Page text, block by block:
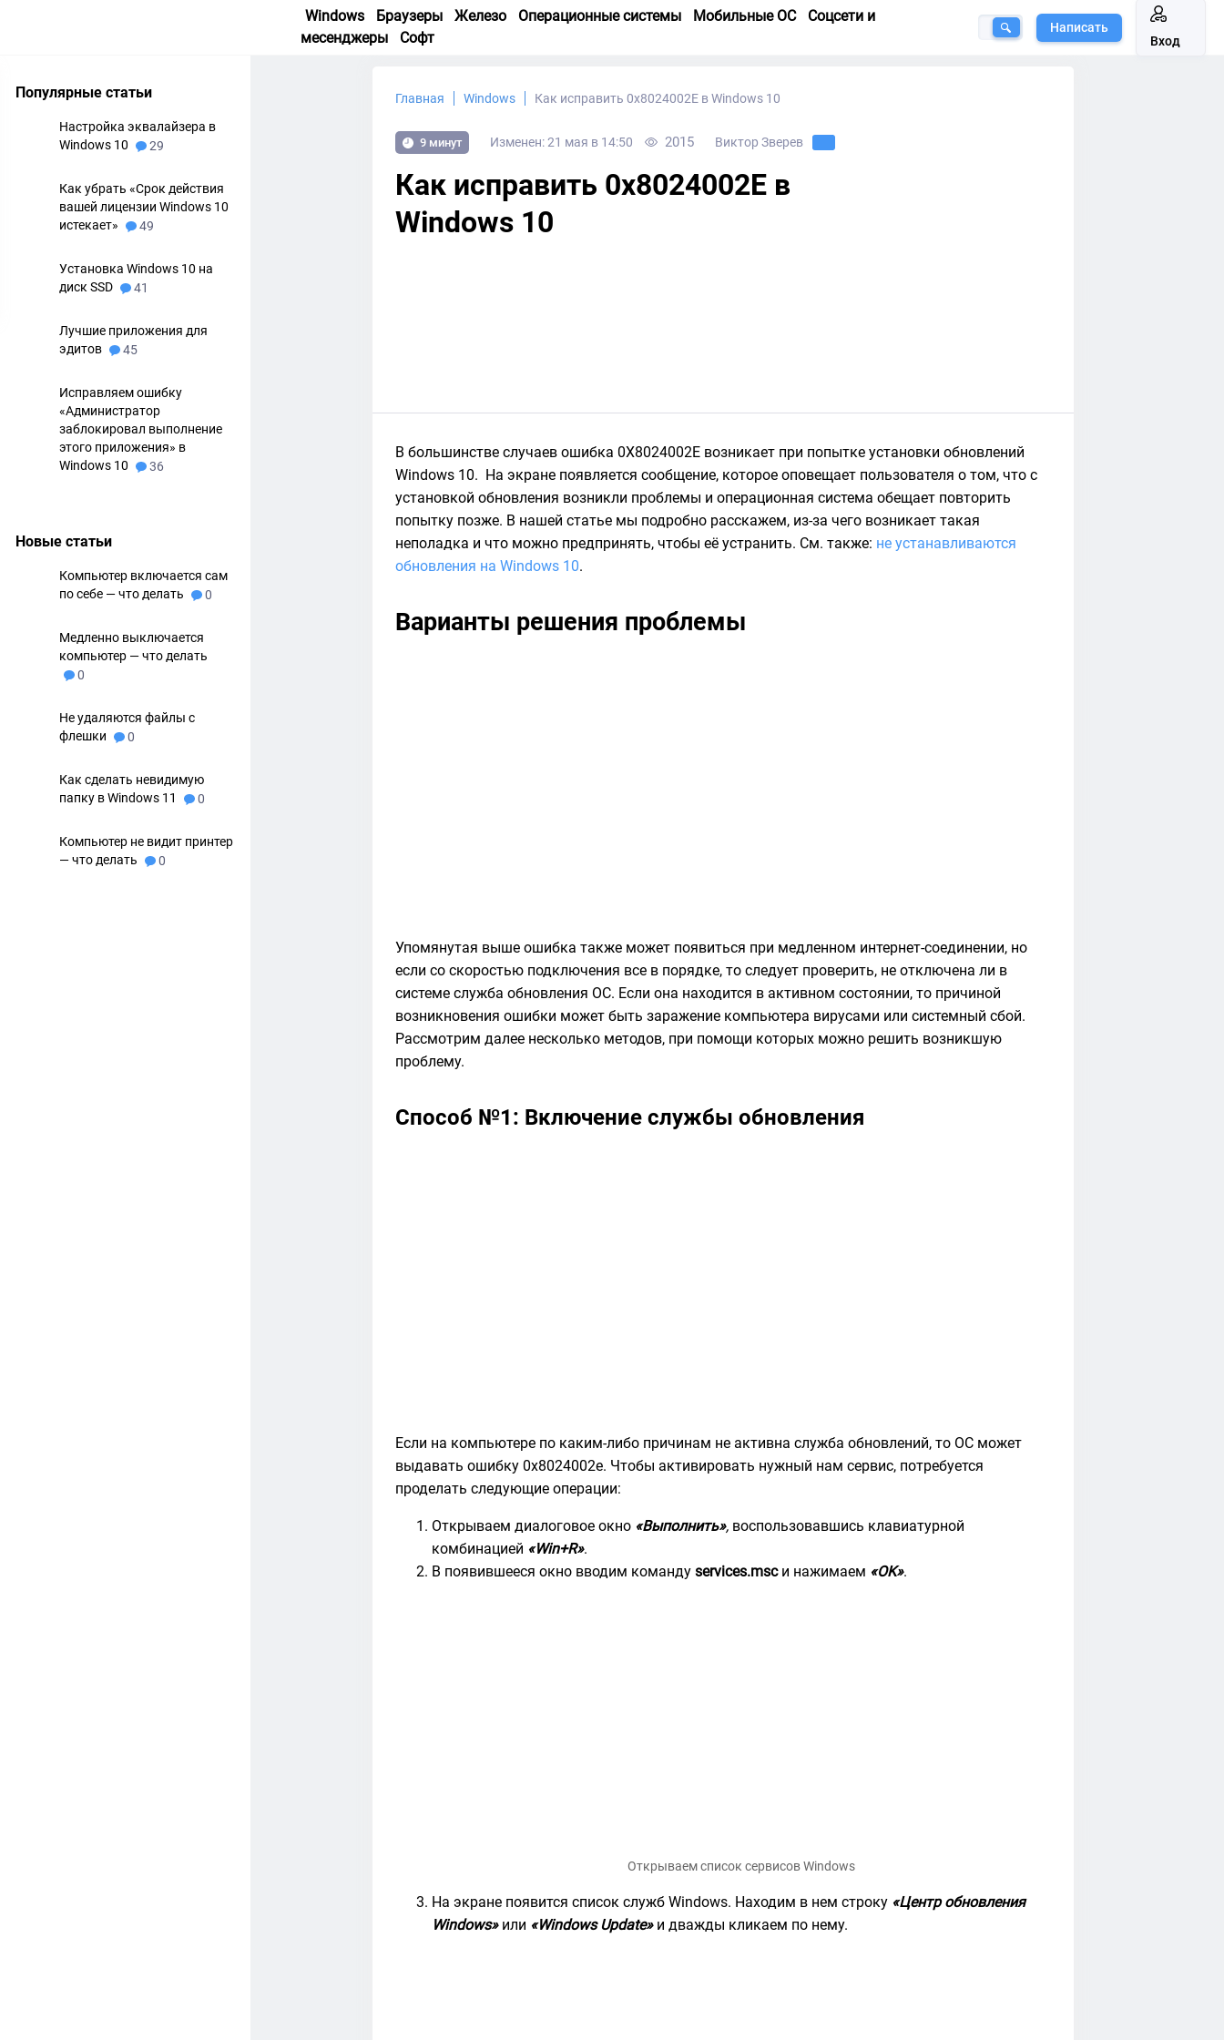
Windows Браузеры Железо Операционные системы Мобильные ОС
Соцсети и
месенджеры
Софт
Написать
Вход
Популярные статьи
Настройка эквалайзера в
Windows 10
29
Как убрать «Срок действия
вашей лицензии Windows 10
истекает»
49
Установка Windows 10 на
диск SSD
41
Лучшие приложения для
эдитов
45
Исправляем ошибку
«Администратор
заблокировал выполнение
этого приложения» в
Windows 10
36
Новые статьи
Компьютер включается сам
по себе — что делать
0
Медленно выключается
компьютер — что делать
0
Не удаляются файлы с
флешки
0
Как сделать невидимую
папку в Windows 11
0
Компьютер не видит принтер
— что делать
0
Главная Windows Как исправить 0x8024002E в Windows 10
9 минут Изменен: 21 мая в 14:50 2015 Виктор Зверев
Как исправить 0x8024002E в
Windows 10
В большинстве случаев ошибка 0X8024002E возникает при попытке установки обновлений
Windows 10. На экране появляется сообщение, которое оповещает пользователя о том, что с
установкой обновления возникли проблемы и операционная система обещает повторить
попытку позже. В нашей статье мы подробно расскажем, из-за чего возникает такая
неполадка и что можно предпринять, чтобы её устранить. См. также: не устанавливаются
обновления на Windows 10.
Варианты решения проблемы
Упомянутая выше ошибка также может появиться при медленном интернет-соединении, но
если со скоростью подключения все в порядке, то следует проверить, не отключена ли в
системе служба обновления ОС. Если она находится в активном состоянии, то причиной
возникновения ошибки может быть заражение компьютера вирусами или системный сбой.
Рассмотрим далее несколько методов, при помощи которых можно решить возникшую
проблему.
Способ №1: Включение службы обновления
Если на компьютере по каким-либо причинам не активна служба обновлений, то ОС может
выдавать ошибку 0x8024002e. Чтобы активировать нужный нам сервис, потребуется
проделать следующие операции:
Открываем диалоговое окно «Выполнить», воспользовавшись клавиатурной
комбинацией «Win+R».
В появившееся окно вводим командуservices.mscи нажимаем «OK».
Открываем список сервисов Windows
На экране появится список служб Windows. Находим в нем строку «Центр обновления
Windows»или «Windows Update»и дважды кликаем по нему.